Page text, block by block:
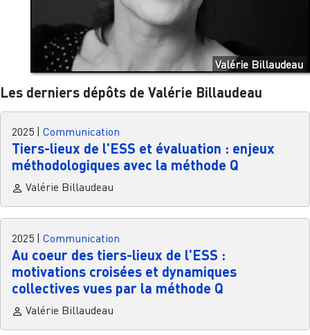
Valérie Billaudeau
Les derniers dépôts de Valérie Billaudeau
2025 Communication
Tiers-lieux de l'ESS et évaluation : enjeux
méthodologiques avec la méthode Q
Valérie Billaudeau
2025 Communication
Au coeur des tiers-lieux de l'ESS :
motivations croisées et dynamiques
collectives vues par la méthode Q
Valérie Billaudeau